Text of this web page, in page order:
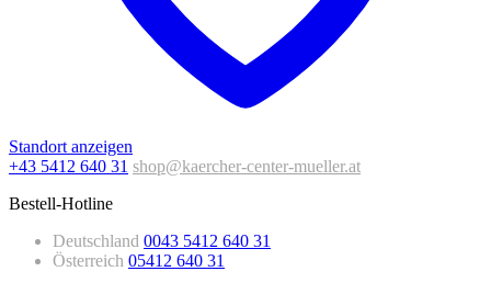
Standort anzeigen
+43 5412 640 31 shop@kaercher-center-mueller.at
Bestell-Hotline
Deutschland 0043 5412 640 31
Österreich 05412 640 31